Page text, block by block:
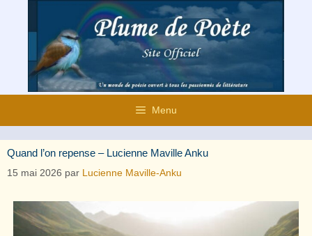
contenu
Menu
Quand l’on repense – Lucienne Maville Anku
15 mai 2026 par Lucienne Maville-Anku